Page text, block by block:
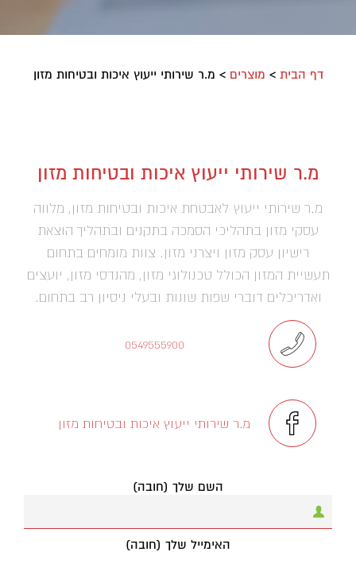
דף הבית > מוצרים > מ.ר שירותי ייעוץ איכות ובטיחות מזון
מ.ר שירותי ייעוץ איכות ובטיחות מזון
מ.ר שירותי ייעוץ לאבטחת איכות ובטיחות מזון, מלווה
עסקי מזון בתהליכי הסמכה בתקנים ובתהליך הוצאת
רישיון עסק מזון ויצרני מזון. צוות מומחים בתחום
תעשיית המזון הכולל טכנולוגי מזון, מהנדסי מזון, יועצים
ואדריכלים דוברי שפות שונות ובעלי ניסיון רב בתחום.
0549555900
מ.ר שירותי ייעוץ איכות ובטיחות מזון
השם שלך (חובה)
האימייל שלך (חובה)